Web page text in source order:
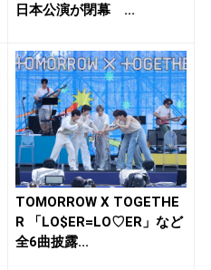
日本公演が閉幕 ...
TOMORROW X TOGETHE
R 「LO$ER=LO♡ER」など
全6曲披露...